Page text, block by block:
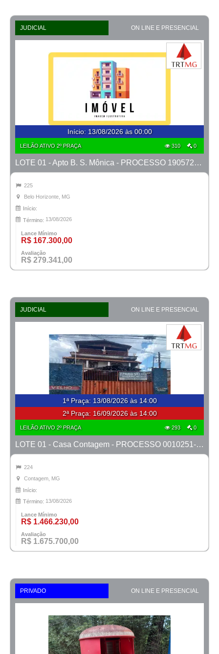
JUDICIAL ON LINE E PRESENCIAL
Início: 13/08/2026 às 00:00
LEILÃO ATIVO 2º PRAÇA 310 0
LOTE 01 - Apto B. S. Mônica - PROCESSO 1905727-37.2010-TJMG- 4ª VARA CÍVEL DE BH/MG
225
Belo Horizonte, MG
Início:
Término: 13/08/2026
Lance Mínimo
R$ 167.300,00
Avaliação
R$ 279.341,00
JUDICIAL ON LINE E PRESENCIAL
1ª Praça: 13/08/2026 às 14:00
2ª Praça: 16/09/2026 às 14:00
LEILÃO ATIVO 2º PRAÇA 293 0
LOTE 01 - Casa Contagem - PROCESSO 0010251-20.2019-1ª CONTAGEM
224
Contagem, MG
Início:
Término: 13/08/2026
Lance Mínimo
R$ 1.466.230,00
Avaliação
R$ 1.675.700,00
PRIVADO ON LINE E PRESENCIAL